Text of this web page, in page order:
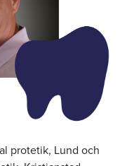
protetik, Lund och